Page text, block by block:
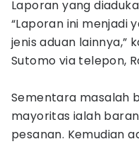
Laporan yang
“Laporan ini menjadi
jenis aduan lainnya,”
Sutomo via telepon,
Sementara masalah
mayoritas ialah
pesanan. Kemudian